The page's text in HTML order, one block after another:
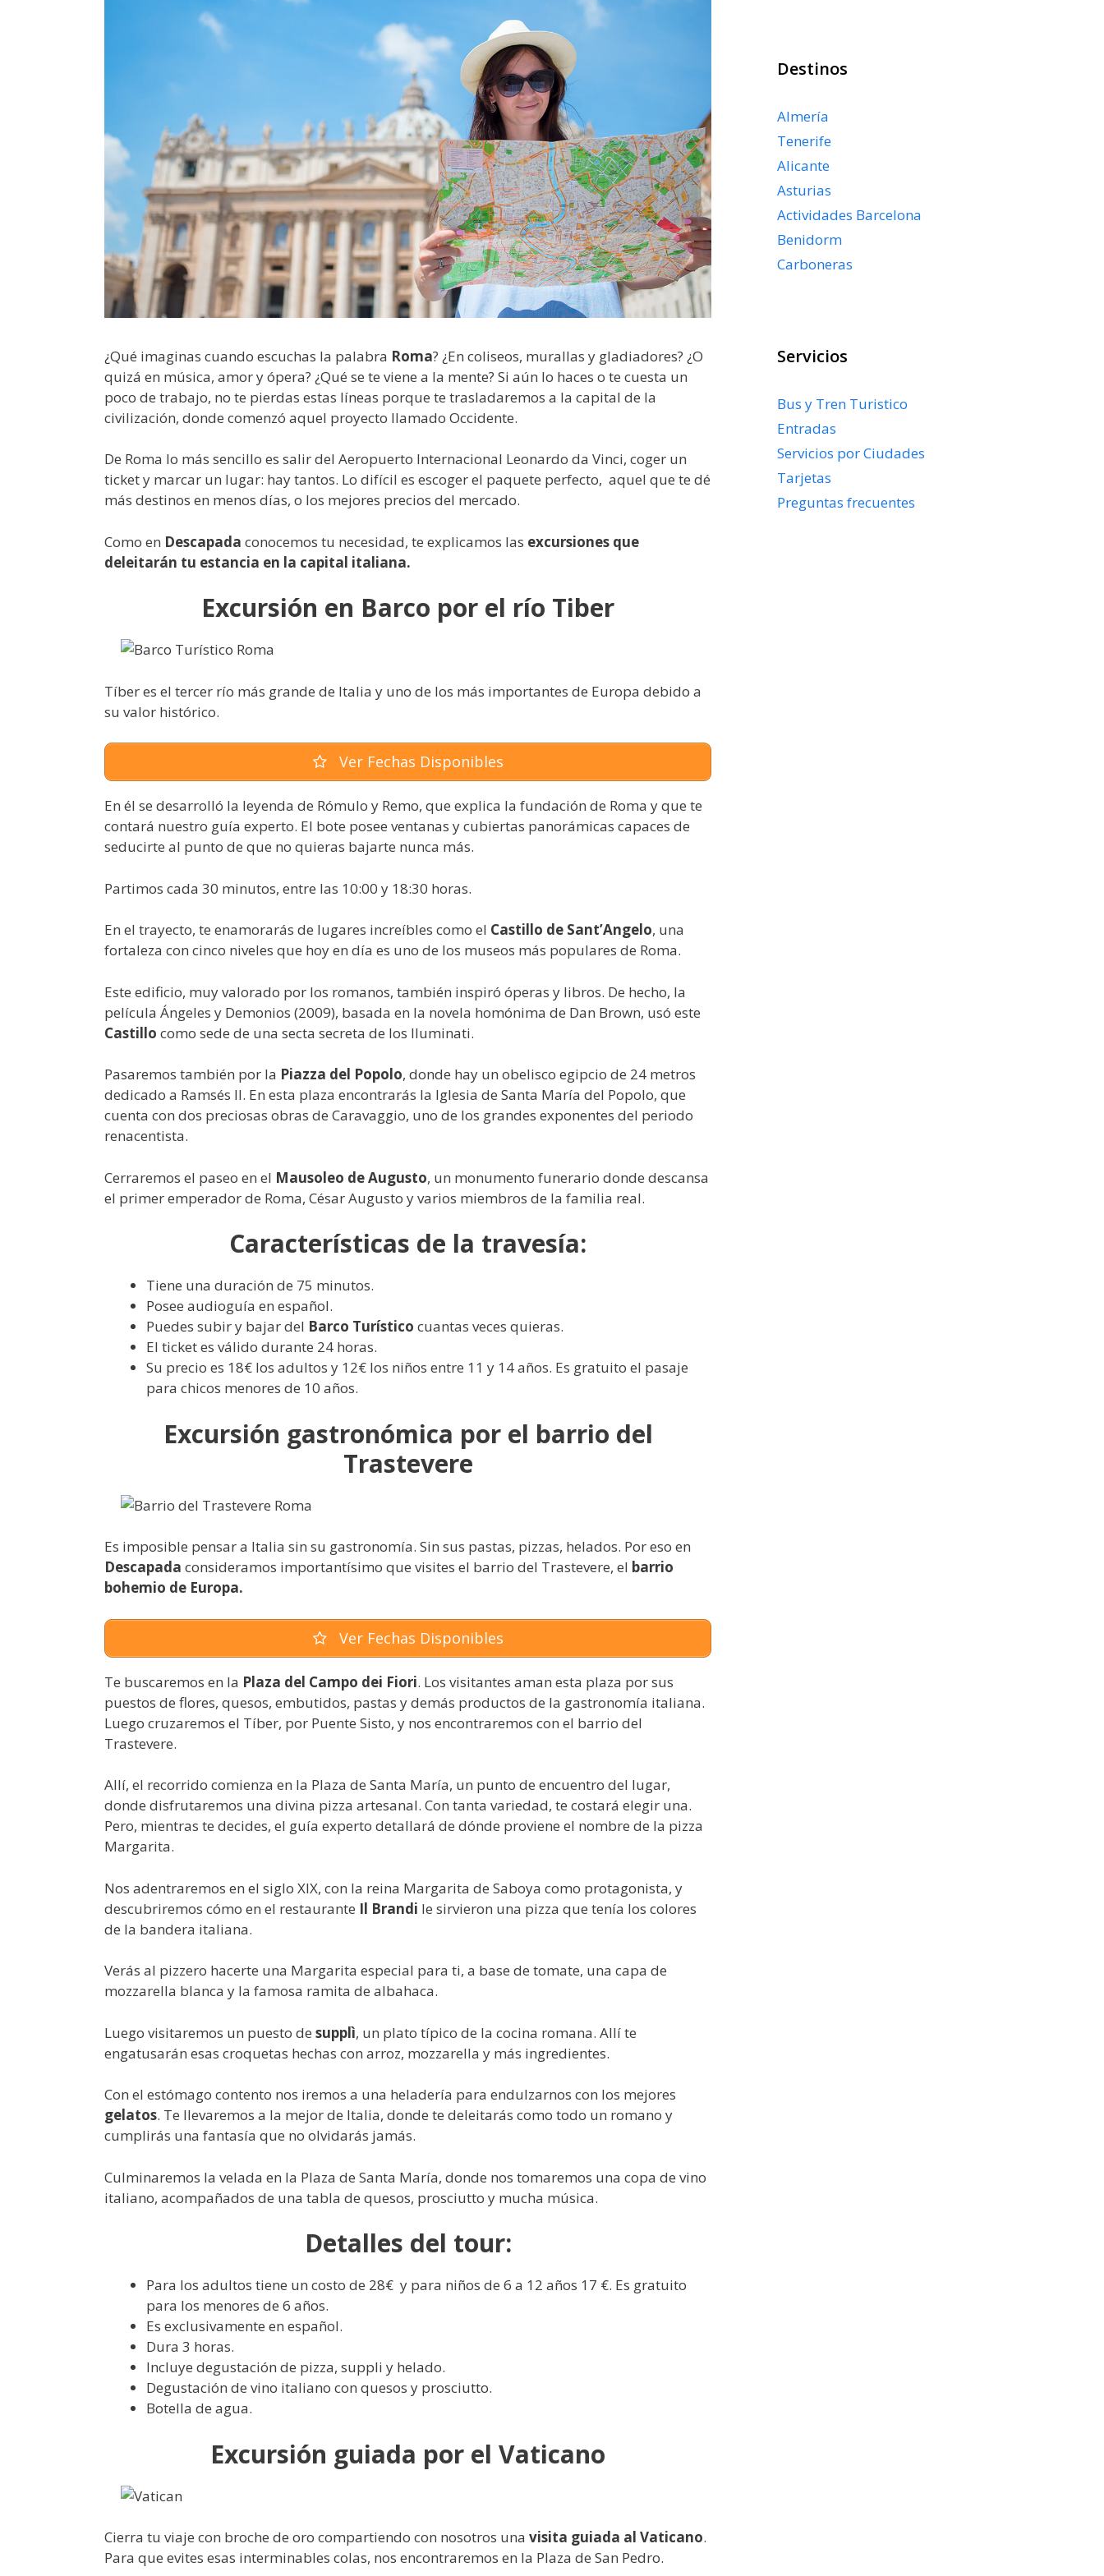
¿Qué imaginas cuando escuchas la palabra Roma? ¿En coliseos, murallas y gladiadores? ¿O
quizá en música, amor y ópera? ¿Qué se te viene a la mente? Si aún lo haces o te cuesta un
poco de trabajo, no te pierdas estas líneas porque te trasladaremos a la capital de la
civilización, donde comenzó aquel proyecto llamado Occidente.
De Roma lo más sencillo es salir del Aeropuerto Internacional Leonardo da Vinci, coger un
ticket y marcar un lugar: hay tantos. Lo difícil es escoger el paquete perfecto, aquel que te dé
más destinos en menos días, o los mejores precios del mercado.
Como en Descapada conocemos tu necesidad, te explicamos las excursiones que
deleitarán tu estancia en la capital italiana.
Excursión en Barco por el río Tiber
Tíber es el tercer río más grande de Italia y uno de los más importantes de Europa debido a
su valor histórico.
Ver Fechas Disponibles
En él se desarrolló la leyenda de Rómulo y Remo, que explica la fundación de Roma y que te
contará nuestro guía experto. El bote posee ventanas y cubiertas panorámicas capaces de
seducirte al punto de que no quieras bajarte nunca más.
Partimos cada 30 minutos, entre las 10:00 y 18:30 horas.
En el trayecto, te enamorarás de lugares increíbles como el Castillo de Sant’Angelo, una
fortaleza con cinco niveles que hoy en día es uno de los museos más populares de Roma.
Este edificio, muy valorado por los romanos, también inspiró óperas y libros. De hecho, la
película Ángeles y Demonios (2009), basada en la novela homónima de Dan Brown, usó este
Castillo como sede de una secta secreta de los Iluminati.
Pasaremos también por la Piazza del Popolo, donde hay un obelisco egipcio de 24 metros
dedicado a Ramsés II. En esta plaza encontrarás la Iglesia de Santa María del Popolo, que
cuenta con dos preciosas obras de Caravaggio, uno de los grandes exponentes del periodo
renacentista.
Cerraremos el paseo en el Mausoleo de Augusto, un monumento funerario donde descansa
el primer emperador de Roma, César Augusto y varios miembros de la familia real.
Características de la travesía:
Tiene una duración de 75 minutos.
Posee audioguía en español.
Puedes subir y bajar del Barco Turístico cuantas veces quieras.
El ticket es válido durante 24 horas.
Su precio es 18€ los adultos y 12€ los niños entre 11 y 14 años. Es gratuito el pasaje
para chicos menores de 10 años.
Excursión gastronómica por el barrio del
Trastevere
Es imposible pensar a Italia sin su gastronomía. Sin sus pastas, pizzas, helados. Por eso en
Descapada consideramos importantísimo que visites el barrio del Trastevere, el barrio
bohemio de Europa.
Ver Fechas Disponibles
Te buscaremos en la Plaza del Campo dei Fiori. Los visitantes aman esta plaza por sus
puestos de flores, quesos, embutidos, pastas y demás productos de la gastronomía italiana.
Luego cruzaremos el Tíber, por Puente Sisto, y nos encontraremos con el barrio del
Trastevere.
Allí, el recorrido comienza en la Plaza de Santa María, un punto de encuentro del lugar,
donde disfrutaremos una divina pizza artesanal. Con tanta variedad, te costará elegir una.
Pero, mientras te decides, el guía experto detallará de dónde proviene el nombre de la pizza
Margarita.
Nos adentraremos en el siglo XIX, con la reina Margarita de Saboya como protagonista, y
descubriremos cómo en el restaurante Il Brandi le sirvieron una pizza que tenía los colores
de la bandera italiana.
Verás al pizzero hacerte una Margarita especial para ti, a base de tomate, una capa de
mozzarella blanca y la famosa ramita de albahaca.
Luego visitaremos un puesto de supplì, un plato típico de la cocina romana. Allí te
engatusarán esas croquetas hechas con arroz, mozzarella y más ingredientes.
Con el estómago contento nos iremos a una heladería para endulzarnos con los mejores
gelatos. Te llevaremos a la mejor de Italia, donde te deleitarás como todo un romano y
cumplirás una fantasía que no olvidarás jamás.
Culminaremos la velada en la Plaza de Santa María, donde nos tomaremos una copa de vino
italiano, acompañados de una tabla de quesos, prosciutto y mucha música.
Detalles del tour:
Para los adultos tiene un costo de 28€ y para niños de 6 a 12 años 17 €. Es gratuito
para los menores de 6 años.
Es exclusivamente en español.
Dura 3 horas.
Incluye degustación de pizza, suppli y helado.
Degustación de vino italiano con quesos y prosciutto.
Botella de agua.
Excursión guiada por el Vaticano
Cierra tu viaje con broche de oro compartiendo con nosotros una visita guiada al Vaticano.
Para que evites esas interminables colas, nos encontraremos en la Plaza de San Pedro.
Destinos
Almería
Tenerife
Alicante
Asturias
Actividades Barcelona
Benidorm
Carboneras
Servicios
Bus y Tren Turistico
Entradas
Servicios por Ciudades
Tarjetas
Preguntas frecuentes